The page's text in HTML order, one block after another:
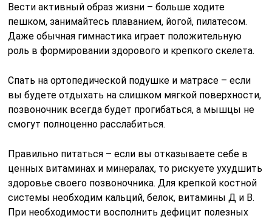
Вести активный образ жизни – больше ходите
пешком, занимайтесь плаванием, йогой, пилатесом.
Даже обычная гимнастика играет положительную
роль в формировании здорового и крепкого скелета.
Спать на ортопедической подушке и матрасе – если
вы будете отдыхать на слишком мягкой поверхности,
позвоночник всегда будет прогибаться, а мышцы не
смогут полноценно расслабиться.
Правильно питаться – если вы отказываете себе в
ценных витаминах и минералах, то рискуете ухудшить
здоровье своего позвоночника. Для крепкой костной
системы необходим кальций, белок, витамины Д и В.
При необходимости восполнить дефицит полезных